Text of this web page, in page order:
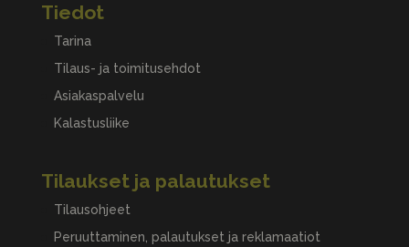
Tiedot
Tarina
Tilaus- ja toimitusehdot
Asiakaspalvelu
Kalastusliike
Tilaukset ja palautukset
Tilausohjeet
Peruuttaminen, palautukset ja reklamaatiot